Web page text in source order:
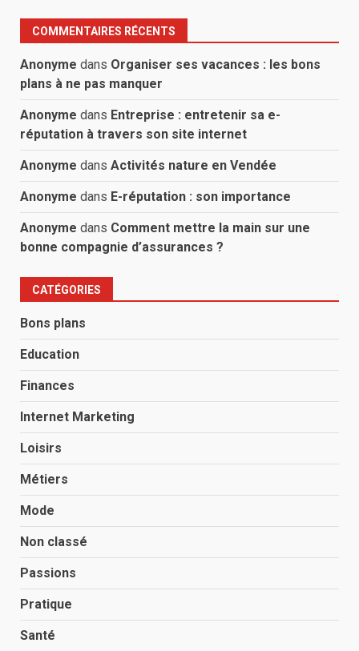
COMMENTAIRES RÉCENTS
Anonyme dans Organiser ses vacances : les bons
plans à ne pas manquer
Anonyme dans Entreprise : entretenir sa e-
réputation à travers son site internet
Anonyme dans Activités nature en Vendée
Anonyme dans E-réputation : son importance
Anonyme dans Comment mettre la main sur une
bonne compagnie d’assurances ?
CATÉGORIES
Bons plans
Education
Finances
Internet Marketing
Loisirs
Métiers
Mode
Non classé
Passions
Pratique
Santé